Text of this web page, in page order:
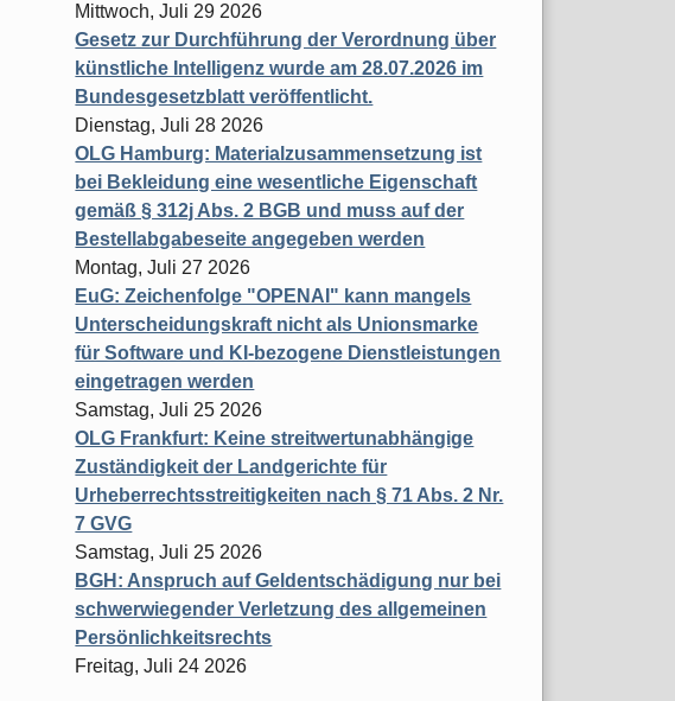
Mittwoch, Juli 29 2026
Gesetz zur Durchführung der Verordnung über
künstliche Intelligenz wurde am 28.07.2026 im
Bundesgesetzblatt veröffentlicht.
Dienstag, Juli 28 2026
OLG Hamburg: Materialzusammensetzung ist
bei Bekleidung eine wesentliche Eigenschaft
gemäß § 312j Abs. 2 BGB und muss auf der
Bestellabgabeseite angegeben werden
Montag, Juli 27 2026
EuG: Zeichenfolge "OPENAI" kann mangels
Unterscheidungskraft nicht als Unionsmarke
für Software und KI-bezogene Dienstleistungen
eingetragen werden
Samstag, Juli 25 2026
OLG Frankfurt: Keine streitwertunabhängige
Zuständigkeit der Landgerichte für
Urheberrechtsstreitigkeiten nach § 71 Abs. 2 Nr.
7 GVG
Samstag, Juli 25 2026
BGH: Anspruch auf Geldentschädigung nur bei
schwerwiegender Verletzung des allgemeinen
Persönlichkeitsrechts
Freitag, Juli 24 2026